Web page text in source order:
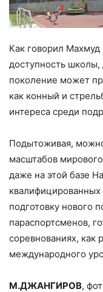
Как говорил
доступность
поколение может
как конный и
интереса среди
Подытоживая,
масштабов
даже на этой базе
подготовку нового
параспортсменов,
соревнованиях, как
международного
М.ДЖАНГИРОВ,